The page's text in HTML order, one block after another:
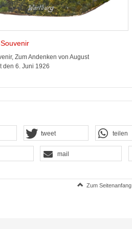
Zum Andenken von August
den 6. Juni 1926
tweet teilen
mail
Zum Seitenanfang